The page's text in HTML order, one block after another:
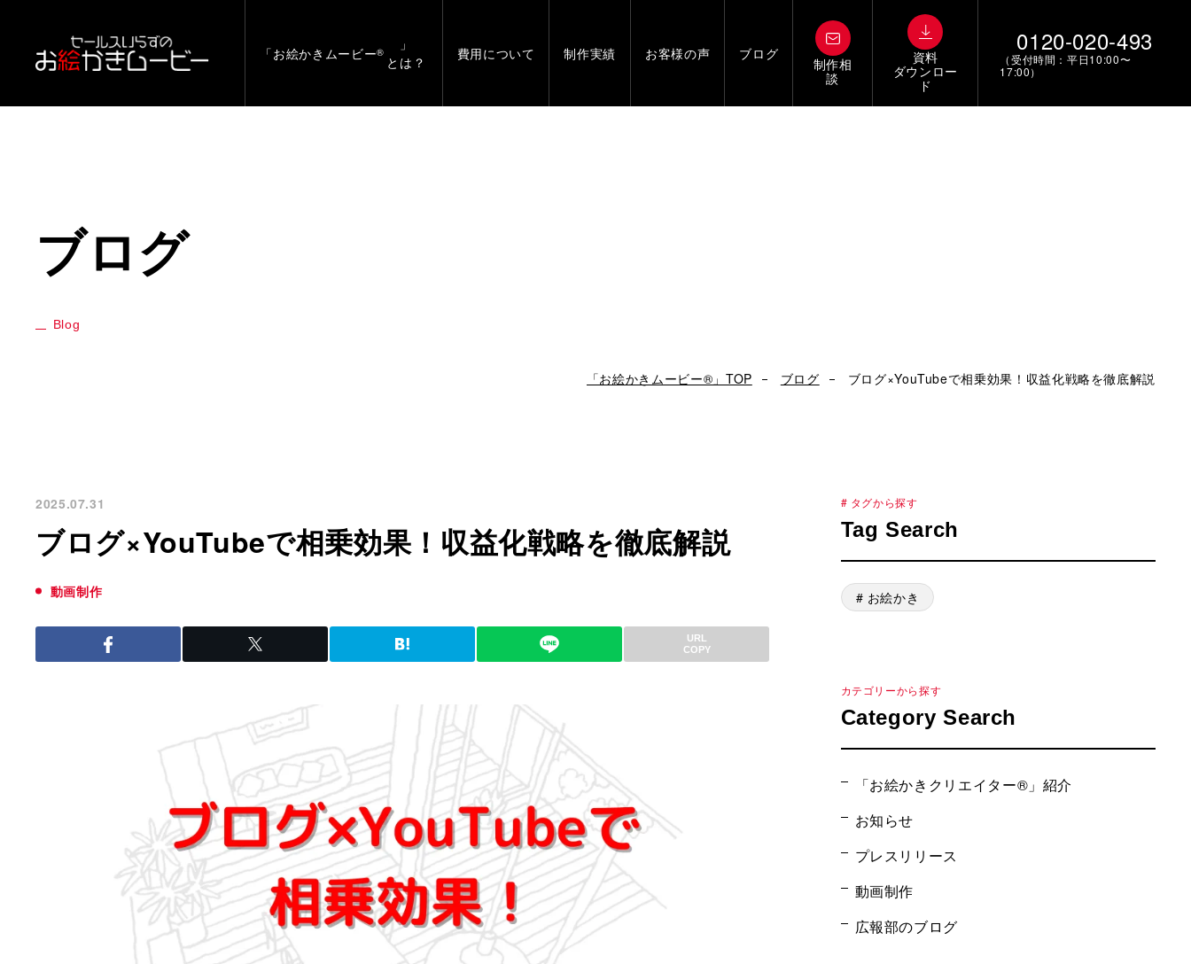
「お絵かきムービー®
」
とは？
費用について 制作実績 お客様の声 ブログ
制作相
談
資料
ダウンロー
ド
0120-020-493
（受付時間：平日10:00〜
17:00）
ブログ
Blog
「お絵かきムービー®」TOP ブログ ブログ×YouTubeで相乗効果！収益化戦略を徹底解説
2025.07.31
ブログ×YouTubeで相乗効果！収益化戦略を徹底解説
動画制作
URL
COPY
# タグから探す
Tag Search
# お絵かき
カテゴリーから探す
Category Search
「お絵かきクリエイター®」紹介
お知らせ
プレスリリース
動画制作
広報部のブログ